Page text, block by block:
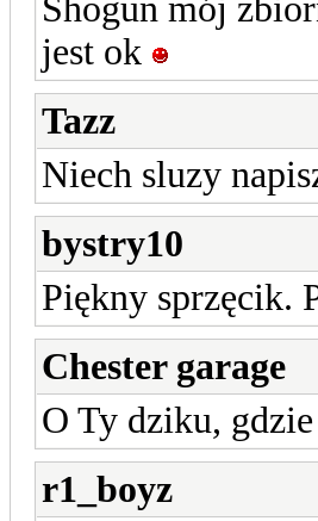
Shogun mój
jest ok
Tazz
Niech sluzy
bystry10
Piękny sprzęcik.
Chester garage
O Ty dziku,
r1_boyz